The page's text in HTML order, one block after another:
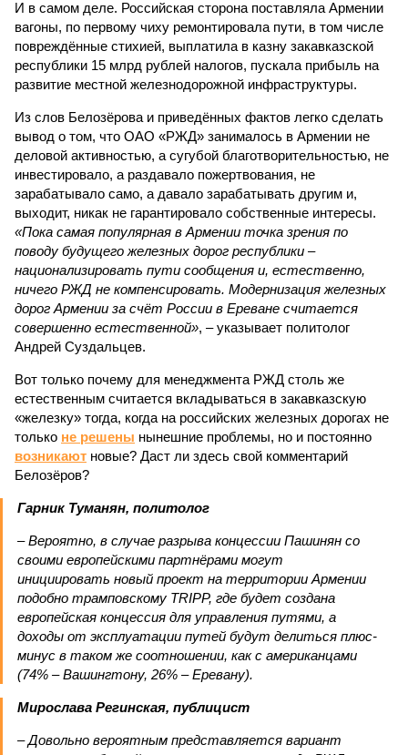
И в самом деле. Российская сторона поставляла Армении
вагоны, по первому чиху ремонтировала пути, в том числе
повреждённые стихией, выплатила в казну закавказской
республики 15 млрд рублей налогов, пускала прибыль на
развитие местной железнодорожной инфраструктуры.
Из слов Белозёрова и приведённых фактов легко сделать
вывод о том, что ОАО «РЖД» занималось в Армении не
деловой активностью, а сугубой благотворительностью, не
инвестировало, а раздавало пожертвования, не
зарабатывало само, а давало зарабатывать другим и,
выходит, никак не гарантировало собственные интересы.
«Пока самая популярная в Армении точка зрения по
поводу будущего железных дорог рес­публики –
национализировать пути сообщения и, естественно,
ничего РЖД не компенсировать. Модернизация железных
дорог Армении за счёт России в Ереване считается
совершенно естественной», – указывает политолог
Андрей Суздальцев.
Вот только почему для менеджмента РЖД столь же
естественным считается вкладываться в закавказскую
«железку» тогда, когда на российских железных дорогах не
только не решены нынешние проблемы, но и постоянно
возникают новые? Даст ли здесь свой комментарий
Белозёров?
Гарник Туманян, политолог
– Вероятно, в случае разрыва концессии Пашинян со
своими европейскими партнёрами могут
инициировать новый проект на территории Армении
подобно трамповскому TRIPP, где будет создана
европейская концессия для управления путями, а
доходы от эксплуатации путей будут делиться плюс-
минус в таком же соотношении, как с американцами
(74% – Вашингтону, 26% – Еревану).
Мирослава Регинская, публицист
– Довольно вероятным представляется вариант